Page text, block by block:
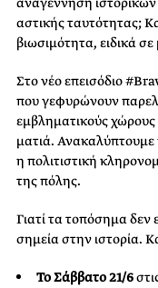
αστικής ταυτότητας;
βιωσιμότητα, ειδικά
Στο νέο επεισόδιο
που γεφυρώνουν
εμβληματικούς
ματιά. Ανακαλύπτουμε
η πολιτιστική
της πόλης.
Γιατί τα τοπόσημα δεν
σημεία στην ιστορία.
Το Σάββατο 21/6